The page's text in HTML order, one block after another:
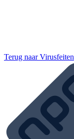
Terug naarVirusfeiten